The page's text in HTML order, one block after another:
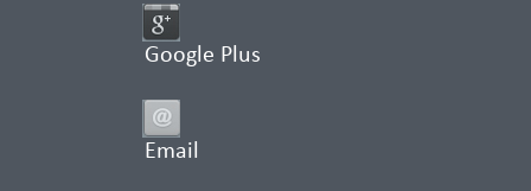
Google Plus
Email